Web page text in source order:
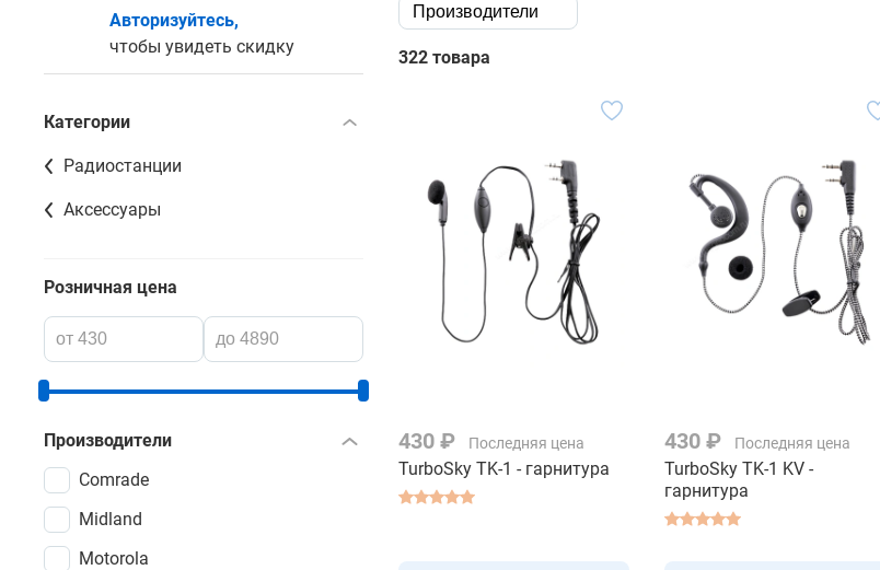
Авторизуйтесь,
чтобы увидеть скидку
Категории
Радиостанции
Аксессуары
Розничная цена
Производители
Comrade
Midland
Motorola
Производители
322 товара
430 ₽ Последняя цена
TurboSky TK-1 - гарнитура
430 ₽ Последняя цена
TurboSky TK-1 KV -
гарнитура